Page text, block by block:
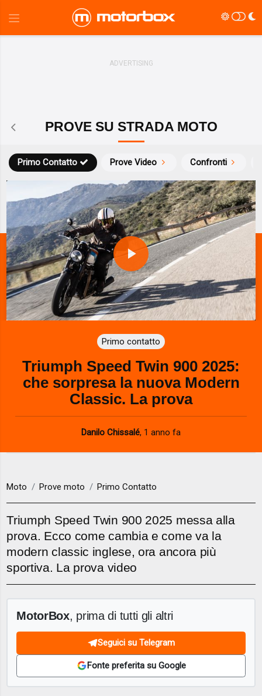
PROVE SU STRADA MOTO
Prove Video Confronti
Primo Contatto
P
l
a
y
V
i
d
e
Primo contatto
Triumph Speed Twin 900 2025:
che sorpresa la nuova Modern
Classic. La prova
Danilo Chissalé, 1 anno fa
Moto Prove moto Primo Contatto
Triumph Speed Twin 900 2025 messa alla
prova. Ecco come cambia e come va la
modern classic inglese, ora ancora più
sportiva. La prova video
MotorBox, prima di tutti gli altri
Seguici su Telegram
Fonte preferita su Google